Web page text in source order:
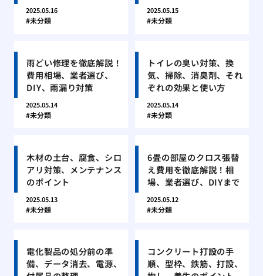
2025.05.16
未分類
2025.05.15
未分類
雨どい修理を徹底解説！
費用相場、業者選び、
DIY、雨漏り対策
2025.05.14
未分類
トイレの臭い対策、換
気、掃除、消臭剤、それ
ぞれの効果と使い方
2025.05.14
未分類
木材の土台、腐食、シロ
アリ対策、メンテナンス
のポイント
2025.05.13
未分類
6畳の部屋のクロス張替
え費用を徹底解説！相
場、業者選び、DIYまで
2025.05.12
未分類
電化製品の処分前の準
備、データ消去、電源、
コンクリート打設の手
順、型枠、鉄筋、打設、